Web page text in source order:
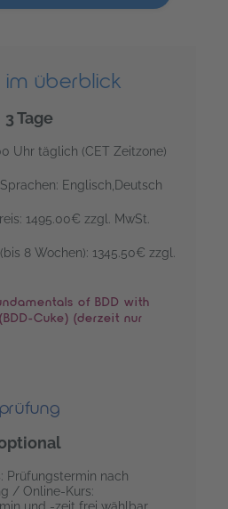
im überblick
3 Tage
Uhr täglich (CET Zeitzone)
Englisch,Deutsch
1495.00€ zzgl. MwSt.
8 Wochen): 1345.50€ zzgl.
of BDD with
Cuke) (derzeit nur
prüfung
Prüfungstermin nach
/ Online-Kurs:
und -zeit frei wählbar